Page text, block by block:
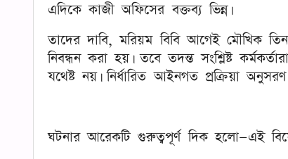
এদিকে কাজী অফিসের বক্তব্য ভিন্ন।
তাদের দাবি, মরিয়ম বিবি আগেই মৌখিক তিন
নিবন্ধন করা হয়। তবে তদন্ত সংশ্লিষ্ট
যথেষ্ট নয়। নির্ধারিত আইনগত প্রক্রিয়া
ঘটনার আরেকটি গুরুত্বপূর্ণ দিক হলো—এই বিয়ে